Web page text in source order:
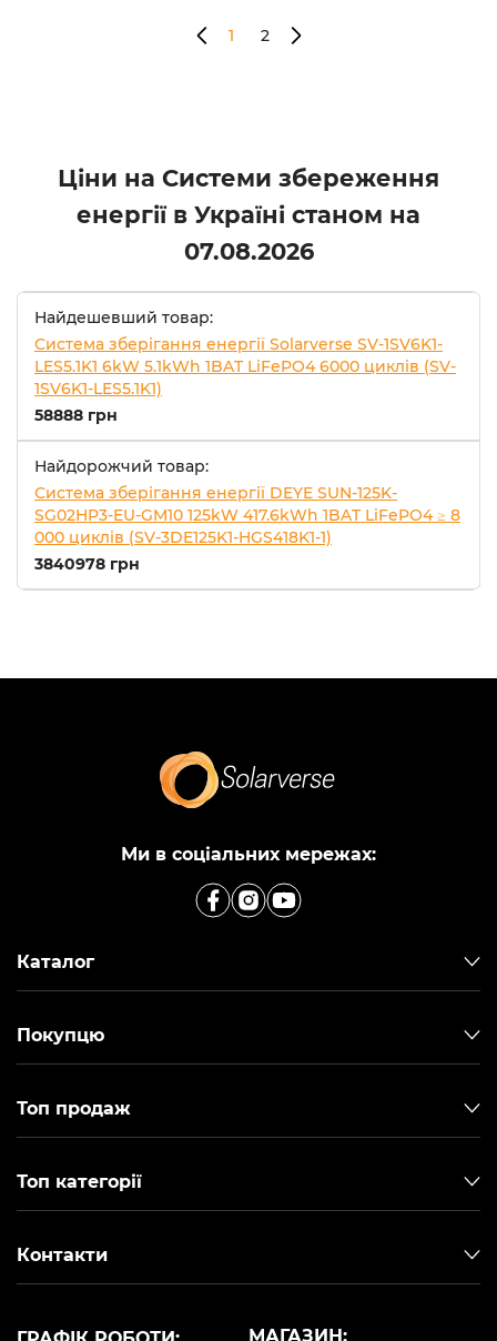
1 2
Ціни на Системи збереження
енергії в Україні станом на
07.08.2026
Найдешевший товар:
Система зберігання енергії Solarverse SV-1SV6K1-
LES5.1K1 6kW 5.1kWh 1BAT LiFePO4 6000 циклів (SV-
1SV6K1-LES5.1K1)
58888 грн
Найдорожчий товар:
Система зберігання енергії DEYE SUN-125K-
SG02HP3-EU-GM10 125kW 417.6kWh 1BAT LiFePO4 ≥ 8
000 циклів (SV-3DE125K1-HGS418K1-1)
3840978 грн
Ми в соціальних мережах:
Каталог
Покупцю
Топ продаж
Топ категорії
Контакти
МАГАЗИН: